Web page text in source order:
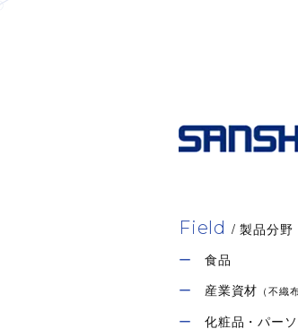
Field / 製品分野
食品
産業資材 （不織
化粧品・パー